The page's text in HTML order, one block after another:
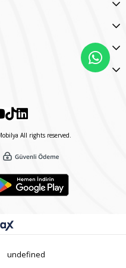
undefined
All rights reserved.